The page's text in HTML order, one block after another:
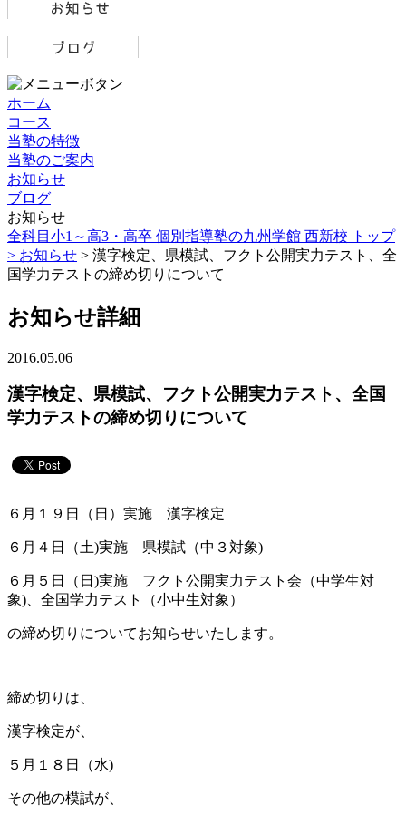
ホーム
コース
当塾の特徴
当塾のご案内
お知らせ
ブログ
お知らせ
全科目小1～高3・高卒 個別指導塾の九州学館 西新校 トップ
> お知らせ > 漢字検定、県模試、フクト公開実力テスト、全
国学力テストの締め切りについて
お知らせ詳細
2016.05.06
漢字検定、県模試、フクト公開実力テスト、全国
学力テストの締め切りについて
６月１９日（日）実施 漢字検定
６月４日（土)実施 県模試（中３対象)
６月５日（日)実施 フクト公開実力テスト会（中学生対
象)、全国学力テスト（小中生対象）
の締め切りについてお知らせいたします。
締め切りは、
漢字検定が、
５月１８日（水)
その他の模試が、